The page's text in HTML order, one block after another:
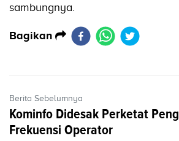
sambungnya.
Bagikan
Berita Sebelumnya
Kominfo Didesak Perketat
Frekuensi Operator